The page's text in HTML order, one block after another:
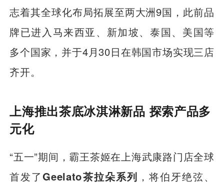
志着其全球化布局拓展至两大洲9国，此前品
牌已进入马来西亚、新加坡、泰国、美国等
多个国家，并于4月30日在韩国市场实现三店
齐开。
上海推出茶底冰淇淋新品 探索产品多
元化
“五一”期间，霸王茶姬在上海武康路门店全球
首发了Geelato茶拉朵系列 ，将伯牙绝弦、